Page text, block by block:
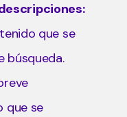
que se
búsqueda.
que se